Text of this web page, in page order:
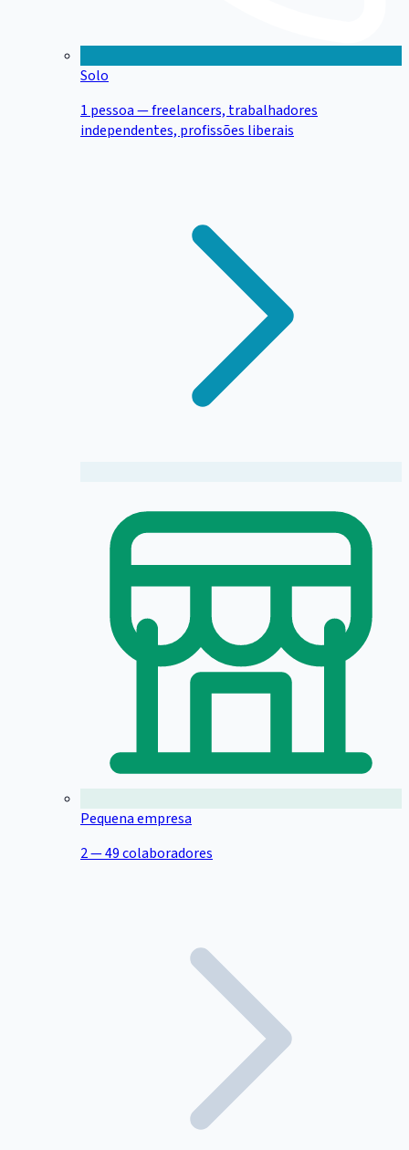
Solo
1 pessoa — freelancers, trabalhadores
independentes, profissões liberais
Pequena empresa
2 — 49 colaboradores